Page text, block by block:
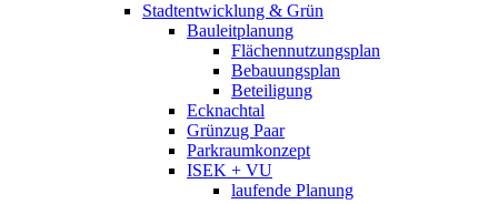
Stadtentwicklung & Grün
Bauleitplanung
Flächennutzungsplan
Bebauungsplan
Beteiligung
Ecknachtal
Grünzug Paar
Parkraumkonzept
ISEK + VU
laufende Planung